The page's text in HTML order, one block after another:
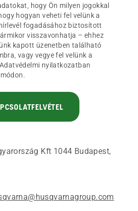
hogy Ön milyen jogokkal
hogyan veheti fel velünk a
fogadásához biztosított
visszavonhatja – ehhez
kapott üzenetben található
vagy vegye fel velünk a
nyilatkozatban
Kft 1044 Budapest,